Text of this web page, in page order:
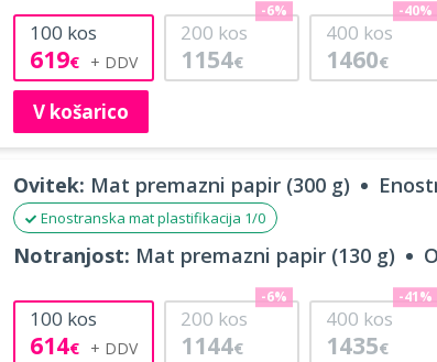
100 kos
619€
200 kos
1154€
-6%
400 kos
1460€
-40%
V košarico
Ovitek: Mat premazni papir (300 g)
Enostranska mat plastifikacija 1/0
Notranjost: Mat premazni papir (130 g)
100 kos
614€
200 kos
1144€
-6%
400 kos
1435€
-41%